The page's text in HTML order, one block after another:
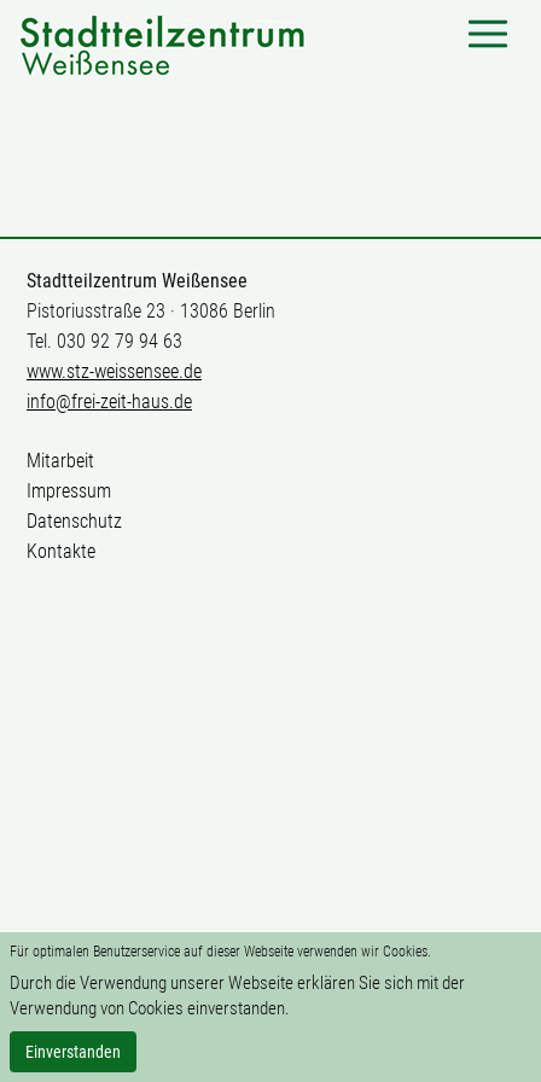
Für optimalen Benutzerservice auf dieser Webseite verwenden wir Cookies.
Durch die Verwendung unserer Webseite erklären Sie sich mit der
Verwendung von Cookies einverstanden.
Einverstanden
Stadtteilzentrum Weißensee
Pistoriusstraße 23 · 13086 Berlin
Tel. 030 92 79 94 63
www.stz-weissensee.de
info@frei-zeit-haus.de
Mitarbeit
Impressum
Datenschutz
Kontakte